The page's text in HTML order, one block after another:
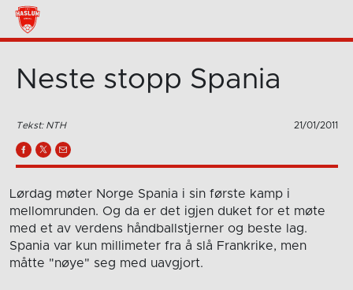
Neste stopp Spania
Tekst: NTH 21/01/2011
Lørdag møter Norge Spania i sin første kamp i
mellomrunden. Og da er det igjen duket for et møte
med et av verdens håndballstjerner og beste lag.
Spania var kun millimeter fra å slå Frankrike, men
måtte "nøye" seg med uavgjort.